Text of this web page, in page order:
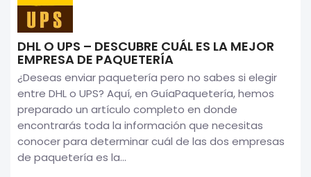
DHL O UPS – DESCUBRE CUÁL ES LA MEJOR
EMPRESA DE PAQUETERÍA
¿Deseas enviar paquetería pero no sabes si elegir
entre DHL o UPS? Aquí, en GuíaPaquetería, hemos
preparado un artículo completo en donde
encontrarás toda la información que necesitas
conocer para determinar cuál de las dos empresas
de paquetería es la...